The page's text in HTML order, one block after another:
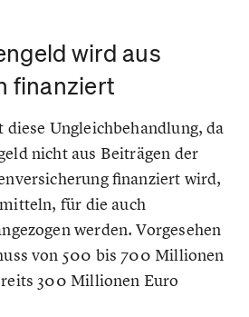
wird aus
finanziert
Ungleichbehandlung, da
nicht aus Beiträgen der
finanziert wird,
für die auch
werden. Vorgesehen
von 500 bis 700 Millionen
300 Millionen Euro